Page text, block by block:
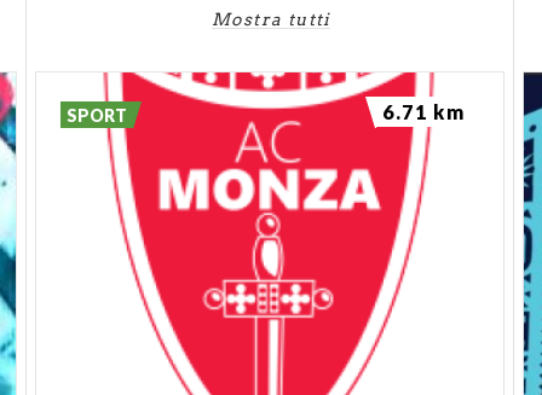
Mostra tutti
SPORT 6.71 km